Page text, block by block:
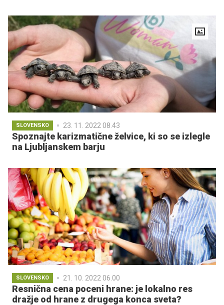
SLOVENSKO 23. 11. 2022 08.43
Spoznajte karizmatične želvice, ki so se izlegle
na Ljubljanskem barju
SLOVENSKO 21. 10. 2022 06.00
Resnična cena poceni hrane: je lokalno res
dražje od hrane z drugega konca sveta?